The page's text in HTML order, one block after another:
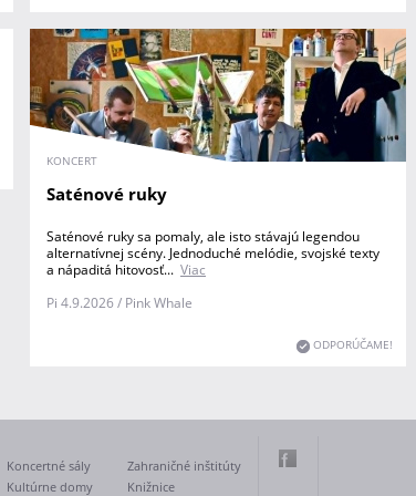
KONCERT
Saténové ruky
Saténové ruky sa pomaly, ale isto stávajú legendou
alternatívnej scény. Jednoduché melódie, svojské texty
a nápaditá hitovosť... Viac
Pi 4.9.2026 / Pink Whale
ODPORÚČAME!
Koncertné sály
Kultúrne domy
Zahraničné inštitúty
Knižnice